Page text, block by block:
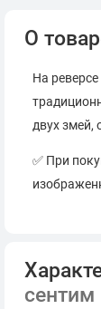
О
На
двух змей,
✅ При
сентим